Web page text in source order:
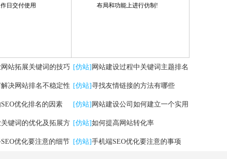
日交付使用
布局和功能上进行仿制!
站拓展关键词的技巧
决网站排名不稳定性
优化排名的因素
键词的优化及拓展方
优化要注意的细节
[仿站] 网站建设过程中关键词主题排名
掉了，怎么办？
[仿站]寻找友情链接的方法有哪些
[仿站] 网站建设公司如何建立一个实用
的网站
[仿站]如何提高网站转化率
[仿站]手机端SEO优化要注意的事项